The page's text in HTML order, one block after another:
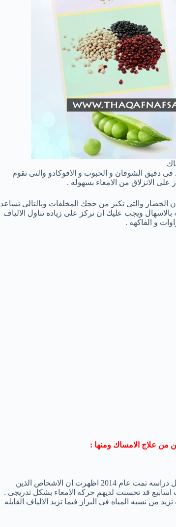
فى دقيق الشوفان و الحبوب و الافوكادو والتى تقوم
الانزلاق من الامعاء بسهوله .
الخضار والتى تكبر من حجك المخلفات وبالتالى تساعد
بالاسهال ويجب عليك ان تركز على زياده تناول الالياف
و الفاكهه .
من علاج الامساك ومنها :
ان الخوخ هو الطعام التقليدى الذى نلجا اليه عند الاصابه بالامساك .من خلال دراسه تمت عام 2014 اظهرت ان الاشخاص الذين
يوميا لمده ثلاث اسابيع قد تحسنت لديهم حركه الامعاء بشكل تدريجى .
من نسبه المياه فى البراز فيما تزيد الالياف القابله